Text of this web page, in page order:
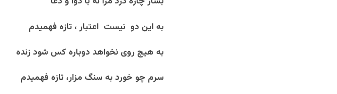
به این دو نیست اعتبار ، تازه فهمیدم
به هیچ روی نخواهد دوباره کس شود زنده
سرم چو خورد به سنگ مزار، تازه فهمیدم